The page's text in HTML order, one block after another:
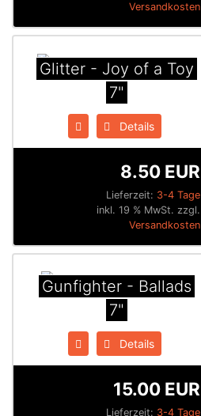
Versandkosten
Glitter - Joy of a Toy
7"
Details
Lieferzeit: 3-4 Tage
8.50 EUR
inkl. 19 % MwSt. zzgl.
Versandkosten
Gunfighter - Ballads
7"
Details
Lieferzeit: 3-4 Tage
15.00 EUR